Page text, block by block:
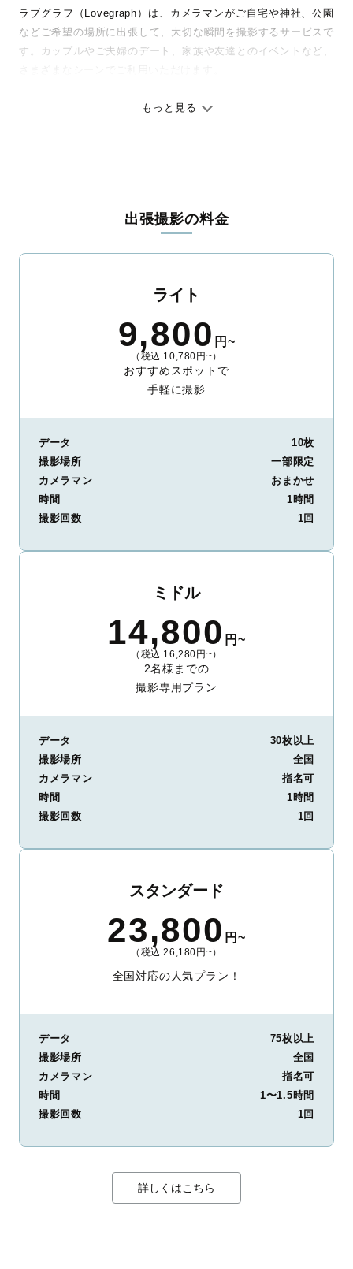
ラブグラフ（Lovegraph）は、カメラマンがご自宅や神社、公園
などご希望の場所に出張して、大切な瞬間を撮影するサービスで
す。カップルやご夫婦のデート、家族や友達とのイベントなど、
ありのままの空気感を大切に、何十年経っても見返したくなるよ
ィを身につけたプロのカメラマンが全国47都道府県に在籍してい
ます。創業10年のノウハウを活かし、思い出に残る素敵な撮影体
験をお届けします。
整。自然な雰囲気を残しつつも、おしゃれで洗練された仕上がり
に。きっと「こんな写真を撮ってほしかった！」と思える一枚に
出会えます。まずは、ラブグラフの撮影事例
もっと見る
出張撮影の料金
ライト
9,800 円~
（税込 10,780円~）
おすすめスポットで
手軽に撮影
データ
10枚
撮影場所
一部限定
カメラマン
おまかせ
時間
1時間
撮影回数
1回
ミドル
14,800 円~
（税込 16,280円~）
2名様までの
撮影専用プラン
データ
30枚以上
撮影場所
全国
カメラマン
指名可
時間
1時間
撮影回数
1回
スタンダード
23,800 円~
（税込 26,180円~）
全国対応の人気プラン！
データ
75枚以上
撮影場所
全国
カメラマン
指名可
時間
1〜1.5時間
撮影回数
1回
詳しくはこちら